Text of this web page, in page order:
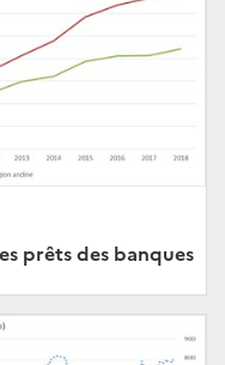
prêts des banques